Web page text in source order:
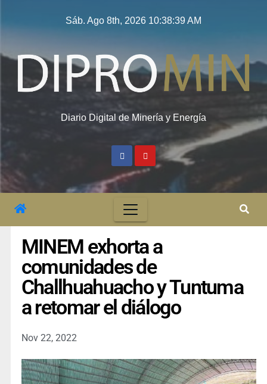
Sáb. Ago 8th, 2026 10:38:40 AM
Diario Digital de Minería y Energía
MINEM exhorta a
comunidades de
Challhuahuacho y Tuntuma
a retomar el diálogo
Nov 22, 2022